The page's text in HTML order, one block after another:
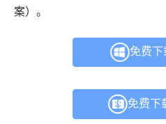
案）。
免费下
免费下